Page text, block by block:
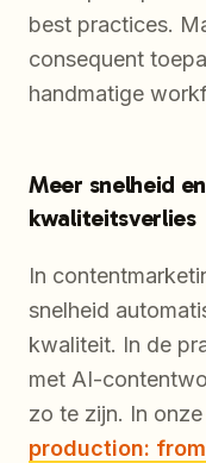
best practices.
consequent
handmatige
Meer snelheid
kwaliteitsverlies
In
snelheid
kwaliteit. In de
met AI-
zo te zijn. In
production: